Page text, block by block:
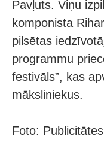
Pavļuts. Viņu
komponista
pilsētas
programmu
festivāls”, kas
māksliniekus.
Foto: Publicitātes